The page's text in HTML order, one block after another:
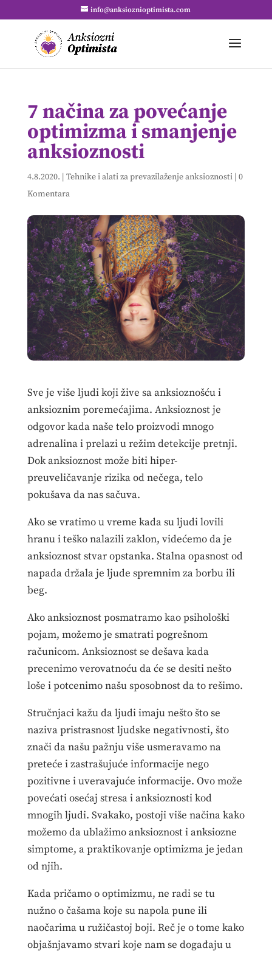
info@anksioznioptimista.com
7 načina za povećanje
optimizma i smanjenje
anksioznosti
4.8.2020. | Tehnike i alati za prevazilaženje anksioznosti| 0
Komentara
Sve je više ljudi koji žive sa anksioznošću i
anksioznim poremećajima. Anksioznost je
odgovor kada naše telo proizvodi mnogo
adrenalina i prelazi u režim detekcije pretnji.
Dok anksioznost može biti hiper-
preuveličavanje rizika od nečega, telo
pokušava da nas sačuva.
Ako se vratimo u vreme kada su ljudi lovili
hranu i teško nalazili zaklon, videćemo da je
anksioznost stvar opstanka. Stalna opasnost od
napada držala je ljude spremnim za borbu ili
beg.
Ako anksioznost posmatramo kao psihološki
pojam, možemo je smatrati pogrešnom
računicom. Anksioznost se dešava kada
precenimo verovatnoću da će se desiti nešto
loše i potcenimo našu sposobnost da to rešimo.
Stručnjaci kažu da ljudi imaju nešto što se
naziva pristrasnost ljudske negativnosti, što
znači da našu pažnju više usmeravamo na
preteće i zastrašujuće informacije nego
pozitivne i uveravajuće informacije. Ovo može
povećati osećaj stresa i anksioznosti kod
mnogih ljudi. Svakako, postoji više načina kako
možemo da ublažimo anksioznost i anksiozne
simptome, a praktikovanje optimizma je jedan
od njih.
Kada pričamo o optimizmu, ne radi se tu
nužno o čašama koje su napola pune ili
naočarima u ružičastoj boji. Reč je o tome kako
objašnjavamo stvari koje nam se događaju u